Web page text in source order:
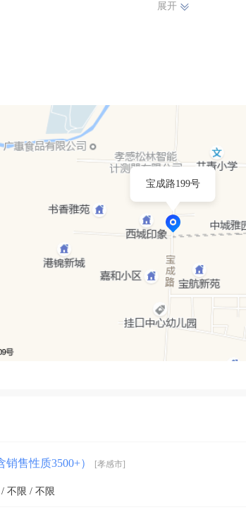
务中心将继续砥砺前行，不断提升服务品质，拓展业务
更加美好的未来。
展开
宝成路199号
售性质3500+） [孝感市]
不限 / 不限